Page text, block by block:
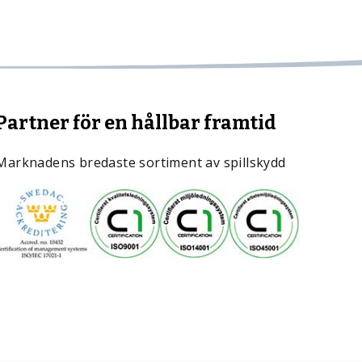
för en hållbar framtid
bredaste sortiment av spillskydd